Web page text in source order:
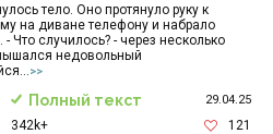
тело. Оно протянуло руку к
на диване телефону и набрало
Что случилось? - через несколько
недовольный
>>
Полный текст 29.04.25
342k+ 121